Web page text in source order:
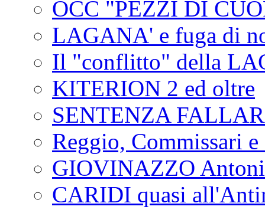
OCC "PEZZI DI
LAGANA' e fuga di
Il "conflitto" della
KITERION 2 ed oltre
SENTENZA
Reggio, Commissari
GIOVINAZZO
CARIDI quasi